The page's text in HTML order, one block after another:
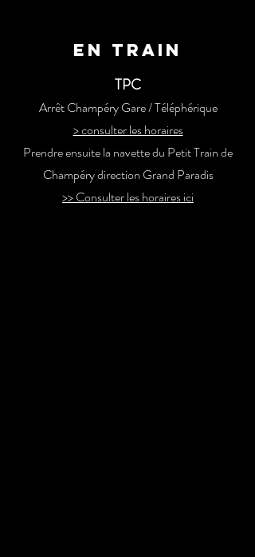
EN TRAIN
TPC
Arrêt Champéry Gare / Téléphérique
> consulter les horaires
Prendre ensuite la navette du Petit Train de
Champéry direction Grand Paradis
>> Consulter les horaires ici